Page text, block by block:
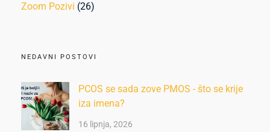
Zoom Pozivi (26)
NEDAVNI POSTOVI
PCOS se sada zove PMOS - što se krije
iza imena?
16 lipnja, 2026